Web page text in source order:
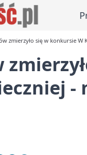
zmierzyło się w konkursie
-